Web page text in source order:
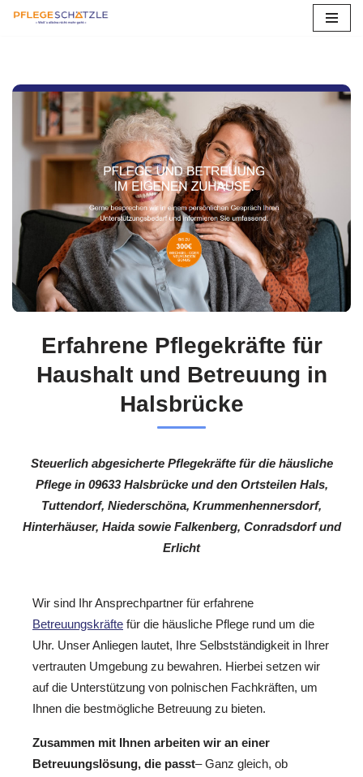
springen
Erfahrene Pflegekräfte für
Haushalt und Betreuung in
Halsbrücke
Steuerlich abgesicherte Pflegekräfte für die häusliche
Pflege in 09633 Halsbrücke und den Ortsteilen Hals,
Tuttendorf, Niederschöna, Krummenhennersdorf,
Hinterhäuser, Haida sowie Falkenberg, Conradsdorf und
Erlicht
Wir sind Ihr Ansprechpartner für erfahrene
Betreuungskräfte für die häusliche Pflege rund um die
Uhr. Unser Anliegen lautet, Ihre Selbstständigkeit in Ihrer
vertrauten Umgebung zu bewahren. Hierbei setzen wir
auf die Unterstützung von polnischen Fachkräften, um
Ihnen die bestmögliche Betreuung zu bieten.
Zusammen mit Ihnen arbeiten wir an einer
Betreuungslösung, die passt– Ganz gleich, ob